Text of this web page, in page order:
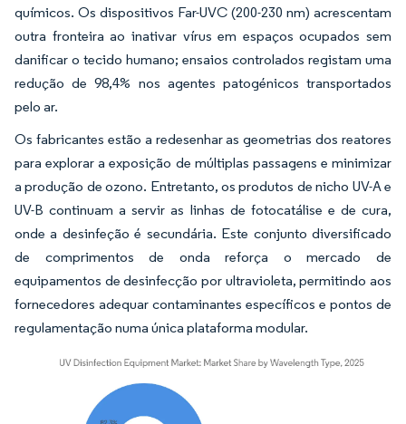
químicos. Os dispositivos Far-UVC (200-230 nm) acrescentam
outra fronteira ao inativar vírus em espaços ocupados sem
danificar o tecido humano; ensaios controlados registam uma
redução de 98,4% nos agentes patogénicos transportados
pelo ar.
Os fabricantes estão a redesenhar as geometrias dos reatores
para explorar a exposição de múltiplas passagens e minimizar
a produção de ozono. Entretanto, os produtos de nicho UV-A e
UV-B continuam a servir as linhas de fotocatálise e de cura,
onde a desinfeção é secundária. Este conjunto diversificado
de comprimentos de onda reforça o mercado de
equipamentos de desinfecção por ultravioleta, permitindo aos
fornecedores adequar contaminantes específicos e pontos de
regulamentação numa única plataforma modular.